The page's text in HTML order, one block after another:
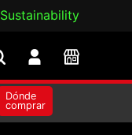
Sustainability
Dónde
comprar